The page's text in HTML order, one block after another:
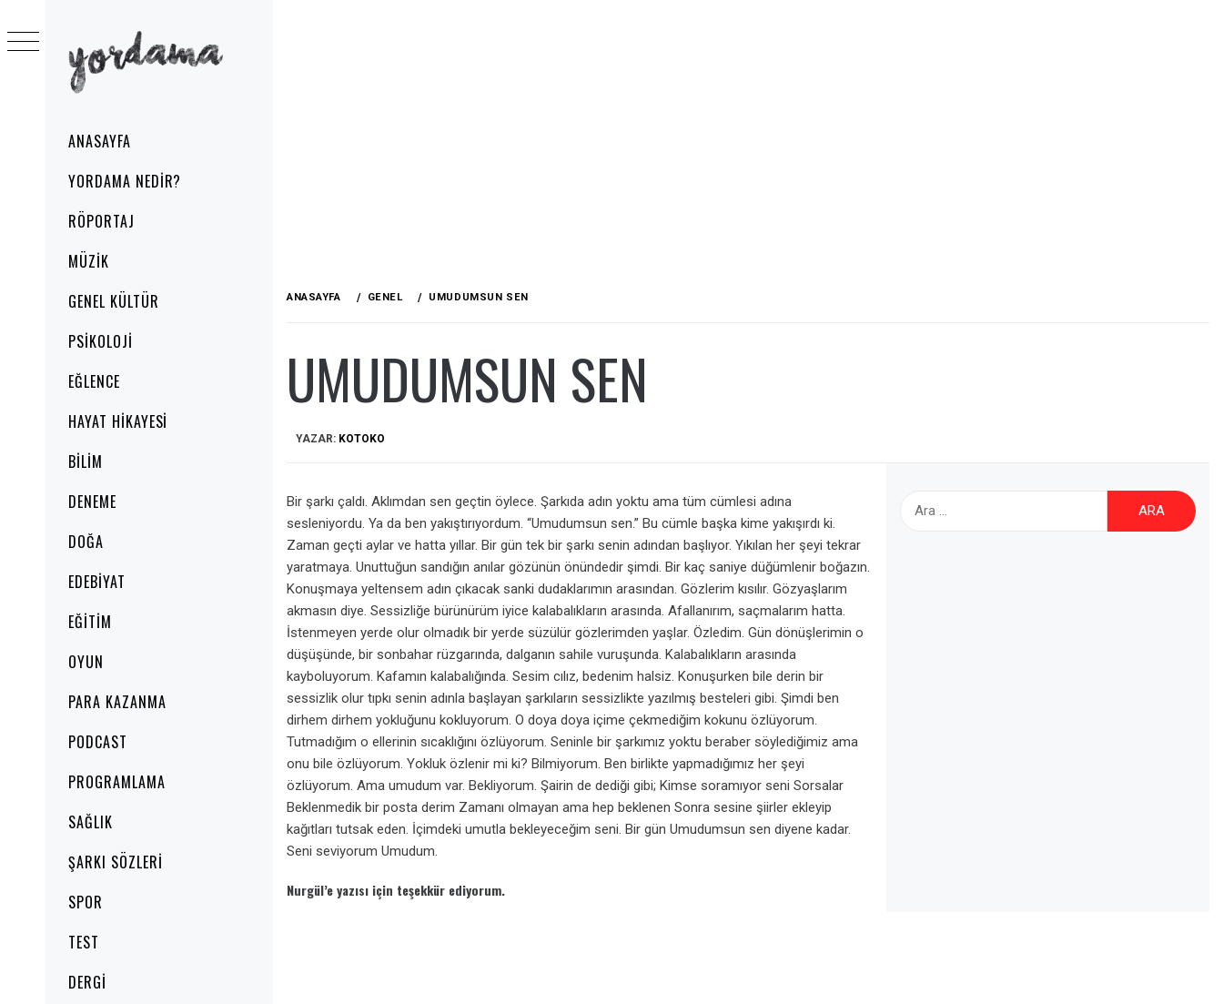
YORDAMA
MenuANASAYFA
YORDAMA NEDIR?
RÖPORTAJ
MÜZIK
GENEL KÜLTÜR
PSIKOLOJI
EĞLENCE
HAYAT HIKAYESI
BILIM
DENEME
DOĞA
EDEBIYAT
EĞITIM
OYUN
PARA KAZANMA
PODCAST
PROGRAMLAMA
SAĞLIK
ŞARKI SÖZLERI
SPOR
TEST
DERGI
to
content
ANASAYFA GENEL UMUDUMSUN SEN
UMUDUMSUN SEN
YAZAR: KOTOKO
Bir şarkı çaldı. Aklımdan sen geçtin öylece. Şarkıda adın yoktu ama tüm cümlesi adına
sesleniyordu. Ya da ben yakıştırıyordum. “Umudumsun sen.” Bu cümle başka kime yakışırdı ki.
Zaman geçti aylar ve hatta yıllar. Bir gün tek bir şarkı senin adından başlıyor. Yıkılan her şeyi tekrar
yaratmaya. Unuttuğun sandığın anılar gözünün önündedir şimdi. Bir kaç saniye düğümlenir boğazın.
Konuşmaya yeltensem adın çıkacak sanki dudaklarımın arasından. Gözlerim kısılır. Gözyaşlarım
akmasın diye. Sessizliğe bürünürüm iyice kalabalıkların arasında. Afallanırım, saçmalarım hatta.
İstenmeyen yerde olur olmadık bir yerde süzülür gözlerimden yaşlar. Özledim. Gün dönüşlerimin o
düşüşünde, bir sonbahar rüzgarında, dalganın sahile vuruşunda. Kalabalıkların arasında
kayboluyorum. Kafamın kalabalığında. Sesim cılız, bedenim halsiz. Konuşurken bile derin bir
sessizlik olur tıpkı senin adınla başlayan şarkıların sessizlikte yazılmış besteleri gibi. Şimdi ben
dirhem dirhem yokluğunu kokluyorum. O doya doya içime çekmediğim kokunu özlüyorum.
Tutmadığım o ellerinin sıcaklığını özlüyorum. Seninle bir şarkımız yoktu beraber söylediğimiz ama
onu bile özlüyorum. Yokluk özlenir mi ki? Bilmiyorum. Ben birlikte yapmadığımız her şeyi
özlüyorum. Ama umudum var. Bekliyorum. Şairin de dediği gibi; Kimse soramıyor seni Sorsalar
Beklenmedik bir posta derim Zamanı olmayan ama hep beklenen Sonra sesine şiirler ekleyip
kağıtları tutsak eden. İçimdeki umutla bekleyeceğim seni. Bir gün Umudumsun sen diyene kadar.
Seni seviyorum Umudum.
Nurgül’e yazısı için teşekkür ediyorum.